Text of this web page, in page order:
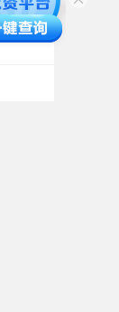
集团